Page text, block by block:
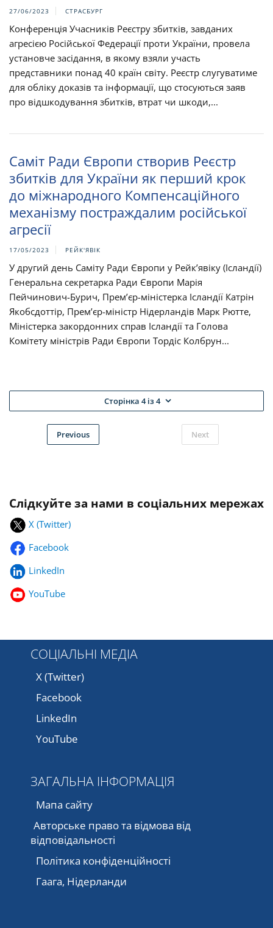
27/06/2023 СТРАСБУРГ
Конференція Учасників Реєстру збитків, завданих
агресією Російської Федерації проти України, провела
установче засідання, в якому взяли участь
представники понад 40 країн світу. Реєстр слугуватиме
для обліку доказів та інформації, що стосуються заяв
про відшкодування збитків, втрат чи шкоди,...
Саміт Ради Європи створив Реєстр
збитків для України як перший крок
до міжнародного Компенсаційного
механізму постраждалим російської
агресії
17/05/2023 РЕЙК'ЯВІК
У другий день Саміту Ради Європи у Рейк’явіку (Ісландії)
Генеральна секретарка Ради Європи Марія
Пейчинович-Бурич, Прем’єр-міністерка Ісландії Катрін
Якобсдоттір, Прем’єр-міністр Нідерландів Марк Рютте,
Міністерка закордонних справ Ісландії та Голова
Комітету міністрів Ради Європи Тордіс Колбрун...
Сторінка 4 із 4
Previous Next
Слідкуйте за нами в соціальних мережах
X (Twitter)
Facebook
LinkedIn
YouTube
СОЦІАЛЬНІ МЕДІА
X (Twitter)
Facebook
LinkedIn
YouTube
ЗАГАЛЬНА ІНФОРМАЦІЯ
Мапа сайту
Авторське право та відмова від
відповідальності
Політика конфіденційності
Гаага, Нідерланди